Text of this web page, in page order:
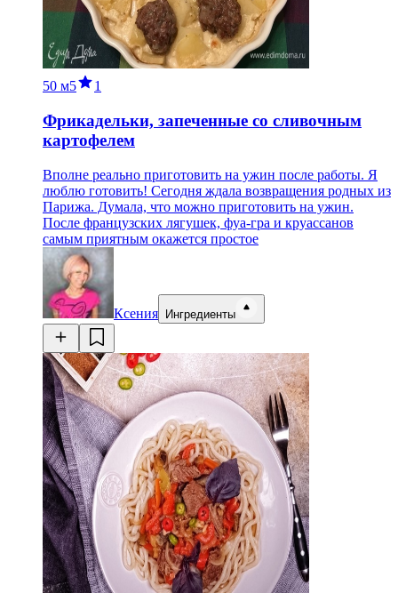
50 м5 1
Фрикадельки, запеченные со сливочным
картофелем
Вполне реально приготовить на ужин после работы. Я
люблю готовить! Сегодня ждала возвращения родных из
Парижа. Думала, что можно приготовить на ужин.
После французских лягушек, фуа-гра и круассанов
самым приятным окажется простое
Ксения Ингредиенты